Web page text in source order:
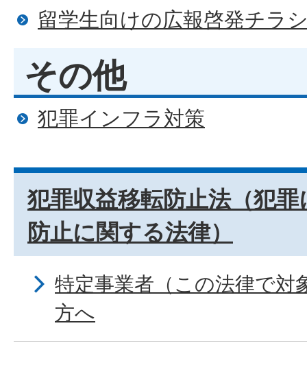
留学生向けの広報啓発チラ
その他
犯罪インフラ対策
犯罪収益移転防止法（犯
防止に関する法律）
特定事業者（この法律で対
方へ